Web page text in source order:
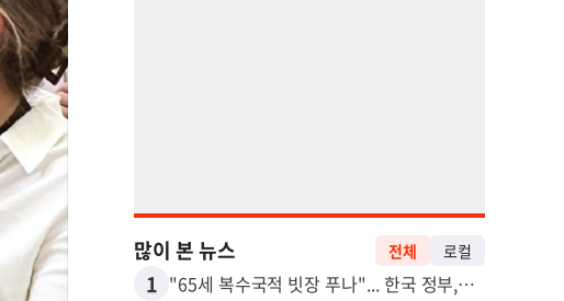
많이 본 뉴스 전체 로컬
1 "65세 복수국적 빗장 푸나"... 한국 정부, 연령 완화 전면 추진